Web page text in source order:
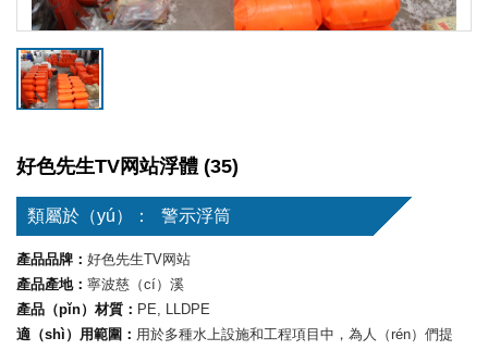
好色先生TV网站浮體 (35)
類屬於（yú）： 警示浮筒
產品品牌： 好色先生TV网站
產品產地： 寧波慈（cí）溪
產品（pǐn）材質： PE, LLDPE
適（shì）用範圍： 用於多種水上設施和工程項目中，為人（rén）們提